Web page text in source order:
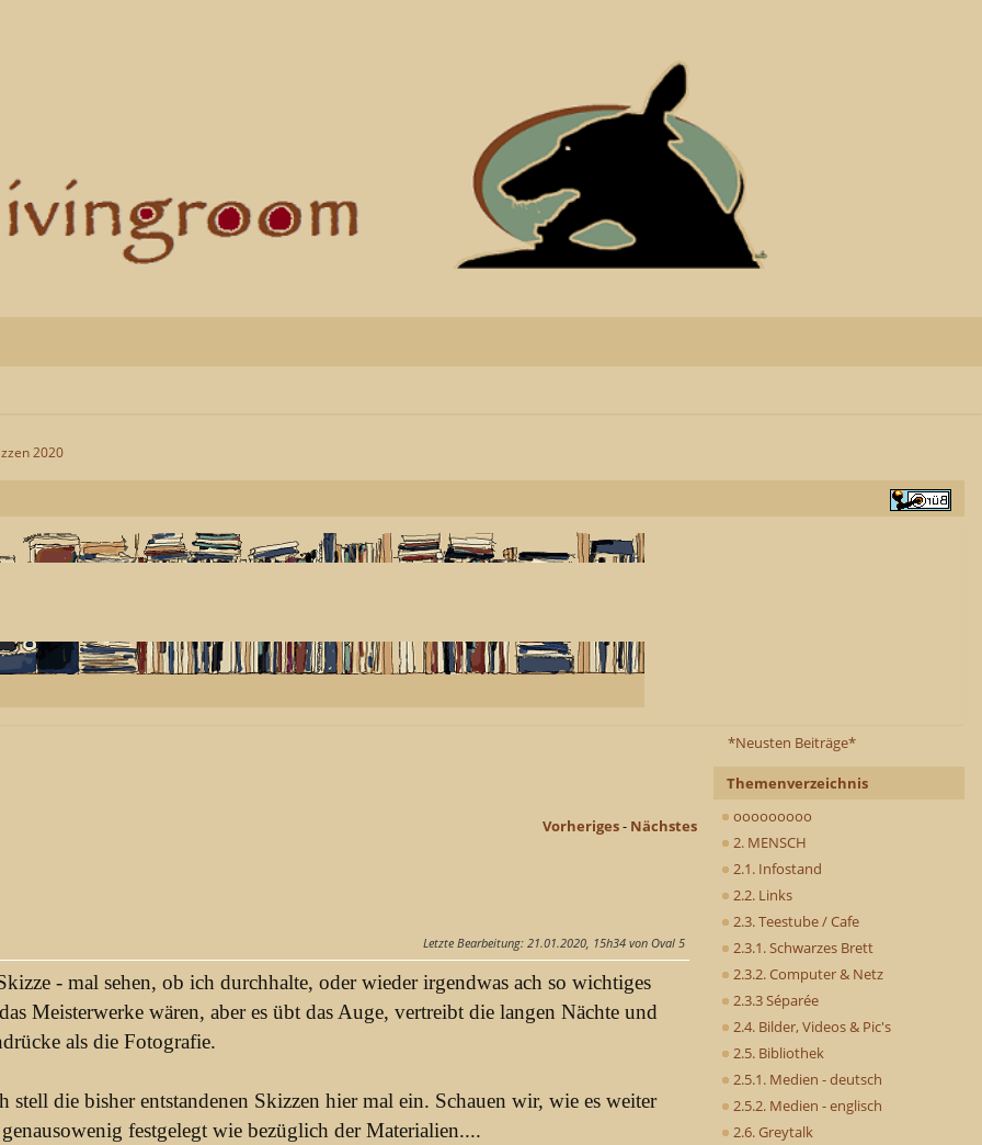
2020
*Neusten Beiträge*
Themenverzeichnis
ooooooooo
2. MENSCH
2.1. Infostand
2.2. Links
2.3. Teestube / Cafe
2.3.1. Schwarzes Brett
2.3.2. Computer & Netz
2.3.3 Séparée
2.4. Bilder, Videos & Pic's
2.5. Bibliothek
2.5.1. Medien - deutsch
2.5.2. Medien - englisch
2.6. Greytalk
Vorheriges- Nächstes
Letzte Bearbeitung: 21.01.2020, 15h34 von Oval 5
- mal sehen, ob ich durchhalte, oder wieder irgendwas ach so wichtiges
Meisterwerke wären, aber es übt das Auge, vertreibt die langen Nächte und
als die Fotografie.
stell die bisher entstandenen Skizzen hier mal ein. Schauen wir, wie es weiter
festgelegt wie bezüglich der Materialien....